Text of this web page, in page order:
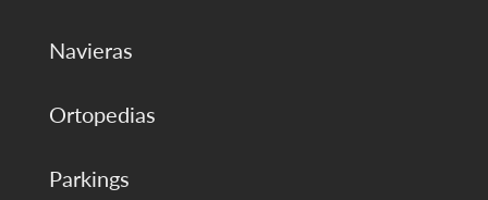
Navieras
Ortopedias
Parkings